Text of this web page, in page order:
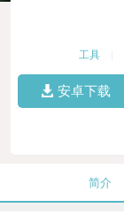
工具
安卓下载
简介